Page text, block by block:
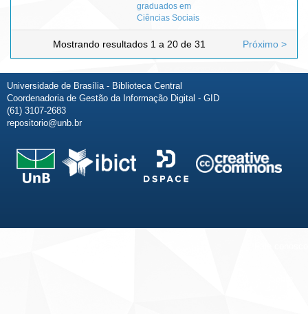
graduados em
Ciências Sociais
Mostrando resultados 1 a 20 de 31 Próximo >
Universidade de Brasília - Biblioteca Central
Coordenadoria de Gestão da Informação Digital - GID
(61) 3107-2683
repositorio@unb.br